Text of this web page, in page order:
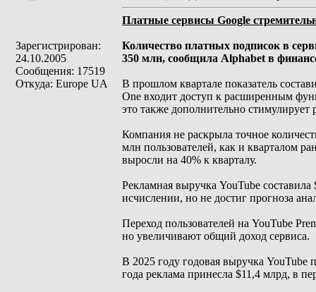
Зарегистрирован:
24.10.2005
Сообщения: 17519
Откуда: Europe UA
Платные сервисы Google
Количество платных подписок в
350 млн, сообщила Alphabet в
В прошлом квартале показатель
One входит доступ к расширенным
это также дополнительно стимулирует
Компания не раскрыла точное
млн пользователей, как и кварталом
выросли на 40% к кварталу.
Рекламная выручка YouTube
исчислении, но не достиг прогноза
Переход пользователей на YouTube
но увеличивают общий доход сервиса.
В 2025 году годовая выручка YouTube
года реклама принесла $11,4 млрд, в